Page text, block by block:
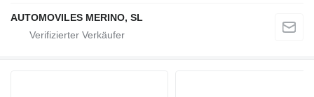
AUTOMOVILES MERINO, SL